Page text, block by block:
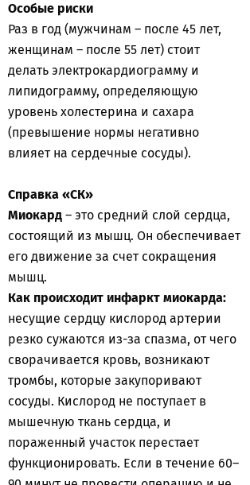
Особые риски
Раз в год (мужчинам – после 45 лет,
женщинам – после 55 лет) стоит
делать электрокардиограмму и
липидограмму, определяющую
уровень холестерина и сахара
(превышение нормы негативно
влияет на сердечные сосуды).
Справка «СК»
Миокард – это средний слой сердца,
состоящий из мышц. Он обеспечивает
его движение за счет сокращения
мышц.
Как происходит инфаркт миокарда:
несущие сердцу кислород артерии
резко сужаются из-за спазма, от чего
сворачивается кровь, возникают
тромбы, которые закупоривают
сосуды. Кислород не поступает в
мышечную ткань сердца, и
пораженный участок перестает
функционировать. Если в течение 60–